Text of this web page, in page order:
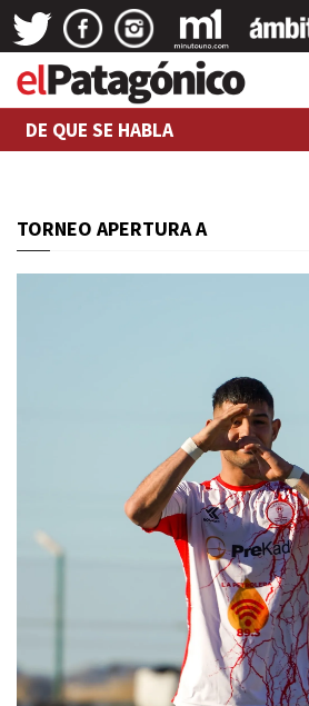
DE QUE SE HABLA
TORNEO APERTURA A